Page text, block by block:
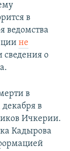
в
ведомства
не
о
в
декабря в
Ичкерии.
Кадырова